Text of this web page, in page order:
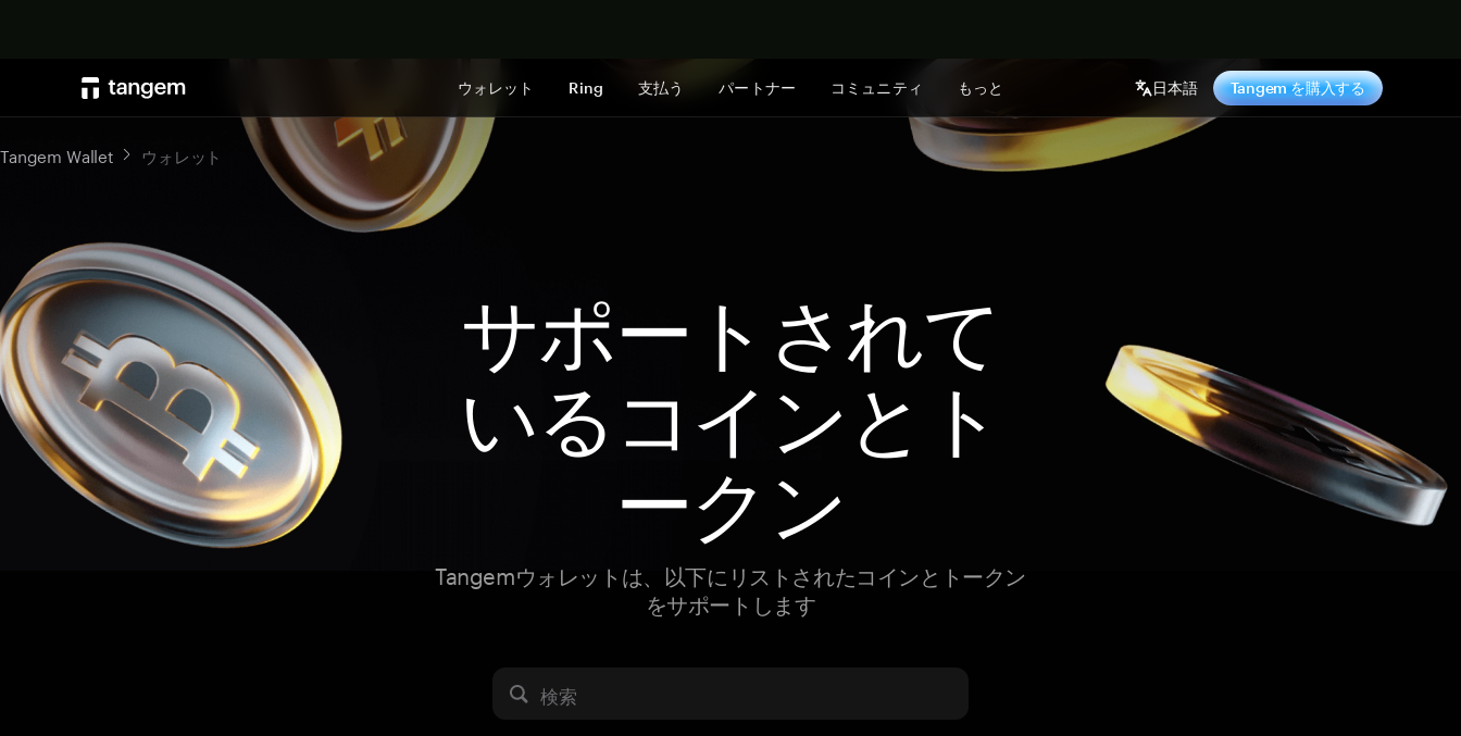
ウォレット Ring 支払う パートナー コミュニティ もっと 日本語 Tangem を購入する
Tangem Wallet ウォレット
サポートされて
いるコインとト
ークン
Tangemウォレットは、以下にリストされたコインとトークン
をサポートします
検索